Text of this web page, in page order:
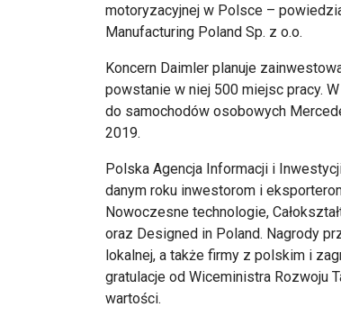
motoryzacyjnej w Polsce –
Manufacturing Poland Sp. z o.o.
Koncern Daimler planuje
powstanie w niej 500 miejsc pracy.
do samochodów osobowych
2019.
Polska Agencja Informacji i
danym roku inwestorom i
Nowoczesne technologie,
oraz Designed in Poland. Nagrody
lokalnej, a także firmy z polskim i
gratulacje od Wiceministra Rozwoju
wartości.